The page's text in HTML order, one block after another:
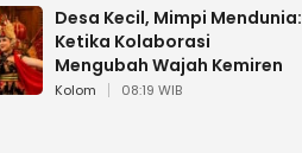
Desa Kecil, Mimpi Mendunia:
Ketika Kolaborasi
Mengubah Wajah Kemiren
Kolom 08:19 WIB